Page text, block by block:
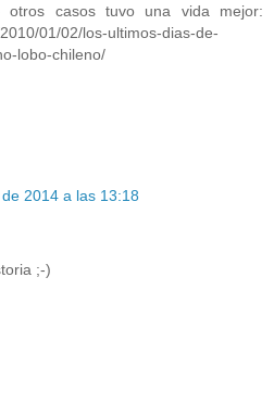
casos tuvo una vida mejor:
01/02/los-ultimos-dias-de-
lobo-chileno/
2014 a las 13:18
;-)